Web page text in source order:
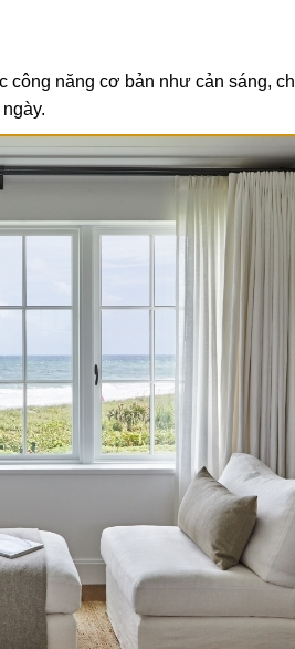
công năng cơ bản như cản sáng,